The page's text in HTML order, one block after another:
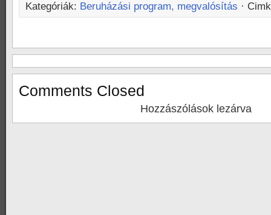
Kategóriák: Beruházási program, megvalósítás ·
Comments Closed
Hozzászólások lezárva